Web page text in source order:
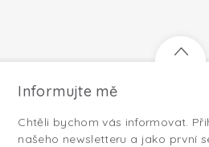
Informujte mě
Chtěli bychom vás informovat.
našeho newsletteru a jako první